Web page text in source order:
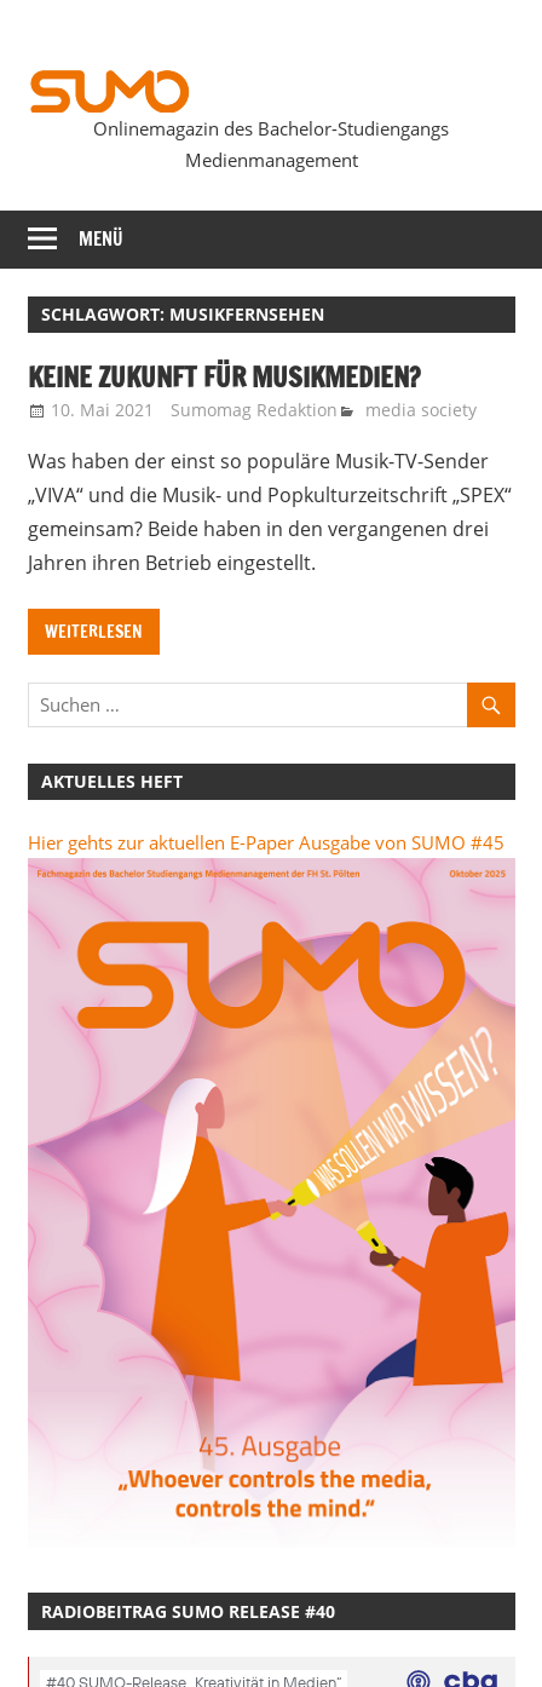
springen
SUMOmag
Onlinemagazin des Bachelor-Studiengangs
Medienmanagement
MENÜ
SCHLAGWORT: MUSIKFERNSEHEN
KEINE ZUKUNFT FÜR MUSIKMEDIEN?
10. Mai 2021 Sumomag Redaktion media society
Was haben der einst so populäre Musik-TV-Sender
„VIVA“ und die Musik- und Popkulturzeitschrift „SPEX“
gemeinsam? Beide haben in den vergangenen drei
Jahren ihren Betrieb eingestellt.
WEITERLESEN
AKTUELLES HEFT
Hier gehts zur aktuellen E-Paper Ausgabe von SUMO #45
RADIOBEITRAG SUMO RELEASE #40